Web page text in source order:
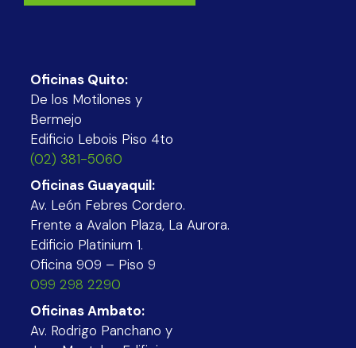
Oficinas Quito:
De los Motilones y
Bermejo
Edificio Lebois Piso 4to
(02) 381-5060
Oficinas Guayaquil:
Av. León Febres Cordero.
Frente a Avalon Plaza, La Aurora.
Edificio Platinium 1.
Oficina 909 – Piso 9
099 298 2290
Oficinas Ambato:
Av. Rodrigo Panchano y